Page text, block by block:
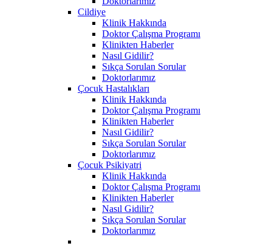
Cildiye
Klinik Hakkında
Doktor Çalışma Programı
Klinikten Haberler
Nasıl Gidilir?
Sıkça Sorulan Sorular
Doktorlarımız
Çocuk Hastalıkları
Klinik Hakkında
Doktor Çalışma Programı
Klinikten Haberler
Nasıl Gidilir?
Sıkça Sorulan Sorular
Doktorlarımız
Çocuk Psikiyatri
Klinik Hakkında
Doktor Çalışma Programı
Klinikten Haberler
Nasıl Gidilir?
Sıkça Sorulan Sorular
Doktorlarımız